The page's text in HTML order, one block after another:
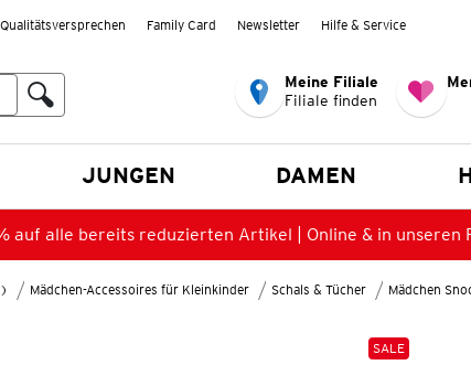
Qualitätsversprechen Family Card Newsletter Hilfe & Service
Meine Filiale
Filiale finden
JUNGEN DAMEN
auf alle bereits reduzierten Artikel | Online & in unseren
Mädchen-Accessoires für Kleinkinder Schals & Tücher Mädchen
SALE